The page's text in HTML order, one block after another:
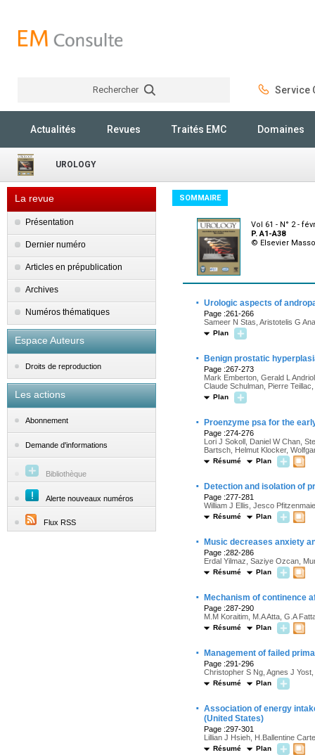
Rechercher Service
Actualités Revues Traités EMC Domaines
UROLOGY
La revue
Présentation
Dernier numéro
Articles en prépublication
Archives
Numéros thématiques
Espace Auteurs
Droits de reproduction
Les actions
Abonnement
Demande d'informations
Bibliothèque
Alerte nouveaux numéros
Flux RSS
SOMMAIRE
Vol 61 - N° 2 -
P. A1-A38
© Elsevier
· Urologic aspects of
Page :261-266
Sameer N Stas, Aristotelis G
Plan
· Benign prostatic
Page :267-273
Mark Emberton, Gerald L
Claude Schulman, Pierre
Plan
· Proenzyme psa for the
Page :274-276
Lori J Sokoll, Daniel W Chan,
Bartsch, Helmut Klocker,
Résumé Plan
· Detection and isolation of
Page :277-281
William J Ellis, Jesco
Résumé Plan
· Music decreases anxiety
Page :282-286
Erdal Yilmaz, Saziye Ozcan,
Résumé Plan
· Mechanism of continence
Page :287-290
M.M Koraitim, M.A Atta, G.A
Résumé Plan
· Management of failed
Page :291-296
Christopher S Ng, Agnes J
Résumé Plan
· Association of energy
(United States)
Page :297-301
Lillian J Hsieh, H.Ballentine
Résumé Plan